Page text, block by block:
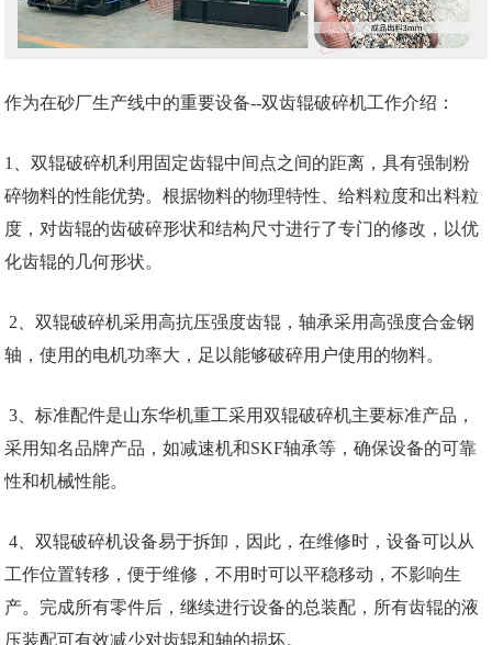
作为在砂厂生产线中的重要设备--双齿辊破碎机工作介绍：
1、双辊破碎机利用固定齿辊中间点之间的距离，具有强制粉
碎物料的性能优势。根据物料的物理特性、给料粒度和出料粒
度，对齿辊的齿破碎形状和结构尺寸进行了专门的修改，以优
化齿辊的几何形状。
2、双辊破碎机采用高抗压强度齿辊，轴承采用高强度合金钢
轴，使用的电机功率大，足以能够破碎用户使用的物料。
3、标准配件是山东华机重工采用双辊破碎机主要标准产品，
采用知名品牌产品，如减速机和SKF轴承等，确保设备的可靠
性和机械性能。
4、双辊破碎机设备易于拆卸，因此，在维修时，设备可以从
工作位置转移，便于维修，不用时可以平稳移动，不影响生
产。完成所有零件后，继续进行设备的总装配，所有齿辊的液
压装配可有效减少对齿辊和轴的损坏。